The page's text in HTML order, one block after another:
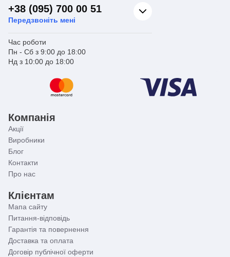
+38 (095) 700 00 51
Передзвоніть мені
Час роботи
Пн - Сб з 9:00 до 18:00
Нд з 10:00 до 18:00
Компанія
Акції
Виробники
Блог
Контакти
Про нас
Клієнтам
Мапа сайту
Питання-відповідь
Гарантія та повернення
Доставка та оплата
Договір публічної оферти